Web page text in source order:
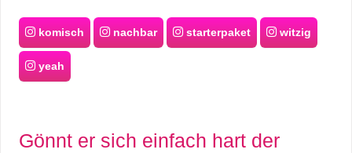
komisch nachbar starterpaket witzig
yeah
Gönnt er sich einfach hart der